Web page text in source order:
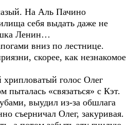
На Аль Пачино
себя выдать даже не
Ленин…
вниз по лестнице.
скорее, как незнакомое
голос Олег
пыталась «связаться» с Кэт.
выудил из-за обшлага
съерничал Олег, закуривая.